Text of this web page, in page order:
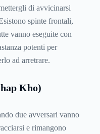
di avvicinarsi
spinte frontali,
vanno eseguite con
potenti per
ad arretrare.
Kho)
due avversari vanno
e rimangono